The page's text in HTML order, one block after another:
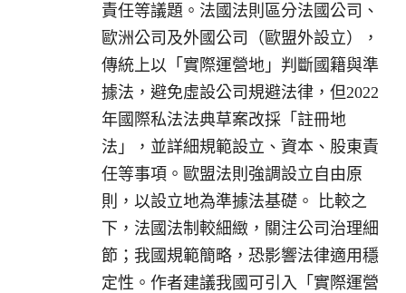
責任等議題。法國法則區分法國公司、
歐洲公司及外國公司（歐盟外設立），
傳統上以「實際運營地」判斷國籍與準
據法，避免虛設公司規避法律，但2022
年國際私法法典草案改採「註冊地
法」，並詳細規範設立、資本、股東責
任等事項。歐盟法則強調設立自由原
則，以設立地為準據法基礎。 比較之
下，法國法制較細緻，關注公司治理細
節；我國規範簡略，恐影響法律適用穩
定性。作者建議我國可引入「實際運營